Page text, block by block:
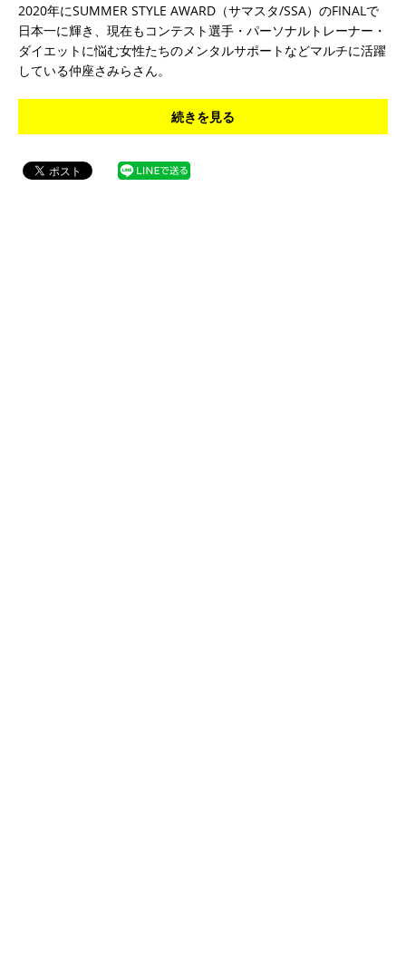
2020年にSUMMER STYLE AWARD（サマスタ/SSA）のFINALで
日本一に輝き、現在もコンテスト選手・パーソナルトレーナー・
ダイエットに悩む女性たちのメンタルサポートなどマルチに活躍
している仲座さみらさん。
続きを見る